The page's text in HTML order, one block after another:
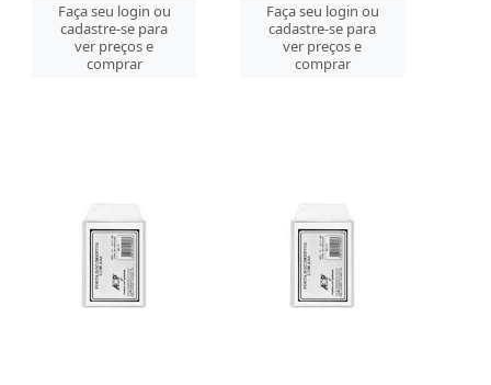
Faça seu login ou
cadastre-se para
ver preços e
comprar
Faça seu login ou
cadastre-se para
ver preços e
comprar